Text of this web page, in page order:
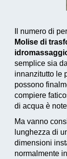
Il numero di
Molise di
semplice sia
innanzitutto le
possono
compiere
di acqua è
Ma vanno
lunghezza di
dimensioni
normalmente